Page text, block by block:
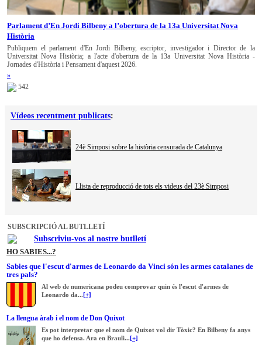
Parlament d’En Jordi Bilbeny a l’obertura de la 13a Universitat Nova
Història
Publiquem el parlament d'En Jordi Bilbeny, escriptor, investigador i Director de la
Universitat Nova Història; a l'acte d'obertura de la 13a Universitat Nova Història -
Jornades d'Història i Pensament d'aquest 2026.
»
542
Vídeos recentment publicats:
24è Simposi sobre la història censurada de Catalunya
Llista de reproducció de tots els videus del 23è Simposi
SUBSCRIPCIÓ AL BUTLLETÍ
Subscriviu-vos al nostre butlletí
HO SABIES...?
Sabies que l'escut d'armes de Leonardo da Vinci són les armes catalanes de
tres pals?
Al web de numericana podeu comprovar quin és l'escut d'armes de
Leonardo da...[+]
La llengua àrab i el nom de Don Quixot
Es pot interpretar que el nom de Quixot vol dir Tòxic? En Bilbeny fa anys
que ho defensa. Ara en Brauli...[+]